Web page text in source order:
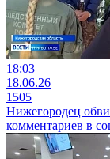
18:03
18.06.26
1505
Нижегородец
комментариев в